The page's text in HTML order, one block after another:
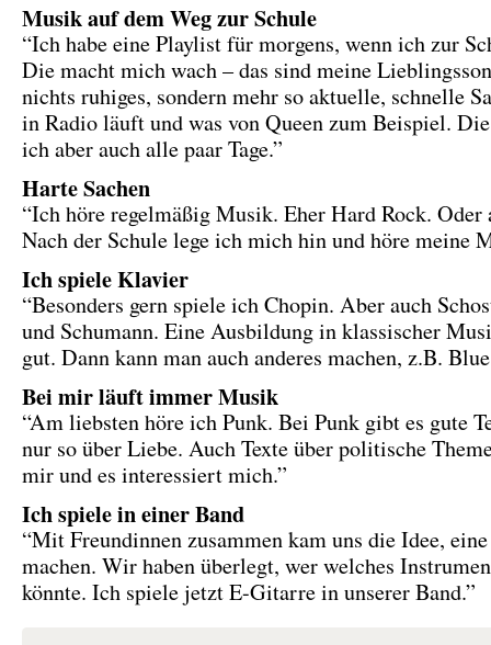
Musik auf dem Weg zur Schule
“Ich habe eine Playlist für morgens, wenn ich zur
Die macht mich wach – das sind meine
nichts ruhiges, sondern mehr so aktuelle, schnelle
in Radio läuft und was von Queen zum Beispiel.
ich aber auch alle paar Tage.”
Harte Sachen
“Ich höre regelmäßig Musik. Eher Hard Rock. Oder
Nach der Schule lege ich mich hin und höre meine
Ich spiele Klavier
“Besonders gern spiele ich Chopin. Aber auch
und Schumann. Eine Ausbildung in klassischer
gut. Dann kann man auch anderes machen, z.B.
Bei mir läuft immer Musik
“Am liebsten höre ich Punk. Bei Punk gibt es gute
nur so über Liebe. Auch Texte über politische
mir und es interessiert mich.”
Ich spiele in einer Band
“Mit Freundinnen zusammen kam uns die Idee,
machen. Wir haben überlegt, wer welches
könnte. Ich spiele jetzt E-Gitarre in unserer Band.”